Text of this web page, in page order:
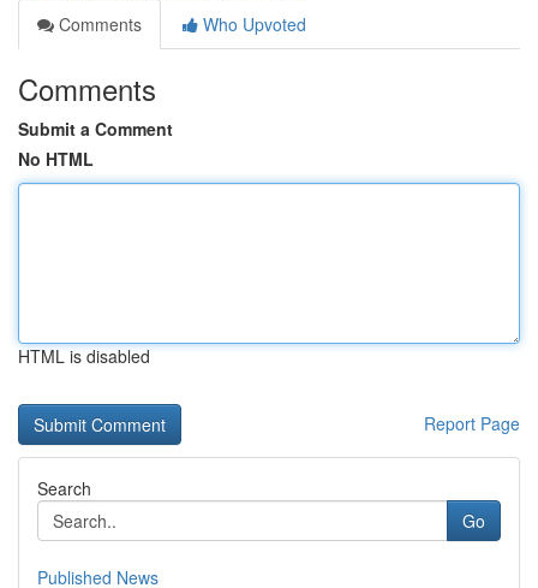
Comments
Who Upvoted
Comments
Submit a Comment
No HTML
HTML is disabled
Report Page
Search
Go
Published News